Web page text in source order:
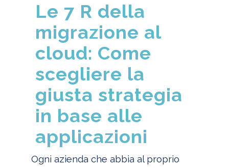
Le 7 R della
migrazione al
cloud: Come
scegliere la
giusta strategia
in base alle
applicazioni
Ogni azienda che abbia al proprio